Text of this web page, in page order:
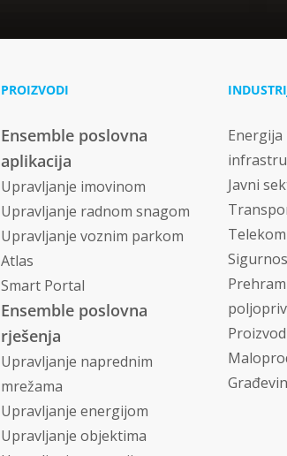
PROIZVODI
Ensemble poslovna
aplikacija
Upravljanje imovinom
Upravljanje radnom snagom
Upravljanje voznim parkom
Atlas
Smart Portal
Ensemble poslovna
rješenja
Upravljanje naprednim
mrežama
Upravljanje energijom
Upravljanje objektima
Javni